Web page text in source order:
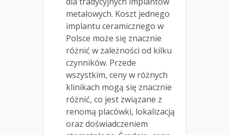
metalowych. Koszt jednego
implantu ceramicznego w
Polsce może się znacznie
różnić w zależności od kilku
czynników. Przede
wszystkim, ceny w różnych
klinikach mogą się znacznie
różnić, co jest związane z
renomą placówki, lokalizacją
oraz doświadczeniem